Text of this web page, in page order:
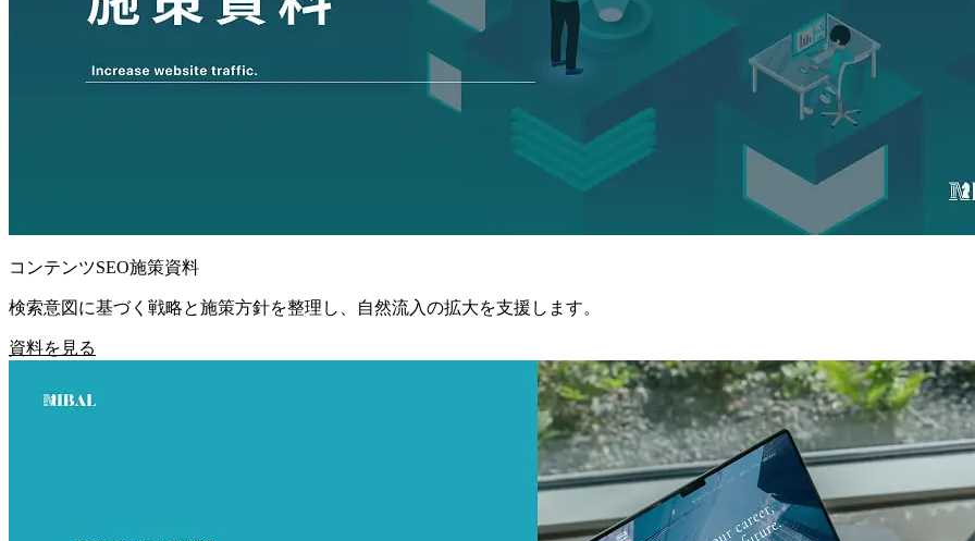
コンテンツSEO施策資料
検索意図に基づく戦略と施策方針を整理し、自然流入の拡大を支援します。
資料を見る